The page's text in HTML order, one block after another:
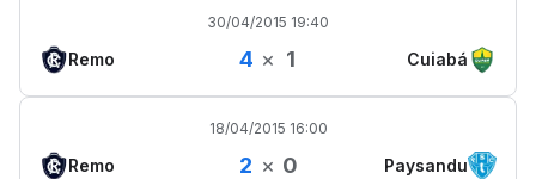
30/04/2015 19:40
Remo 4 × 1 Cuiabá
18/04/2015 16:00
Remo 2 × 0 Paysandu